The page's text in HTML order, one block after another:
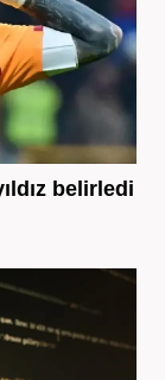
belirledi